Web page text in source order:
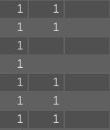
1
1
1
1
1
1
1
1
1
1
1
1